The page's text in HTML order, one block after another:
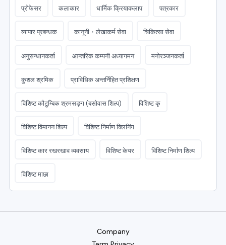
प्रोफेसर कलाकार धार्मिक क्रियाकलाप पत्रकार
व्यापार प्रबन्धक कानूनी・लेखाकर्म सेवा चिकित्सा सेवा
अनुसन्धानकर्ता आन्तरिक कम्पनी अध्यागमन मनोरञ्जनकर्ता
कुशल श्रमिक प्राविधिक अन्तर्निहित प्रशिक्षण
विशिष्ट कौटुम्बिक श्रमसङ्ग (बसोवास शिल्प) विशिष्ट कृ
विशिष्ट विमानन शिल्प विशिष्ट निर्माण क्लिनिंग
विशिष्ट कार रखरखाव व्यवसाय विशिष्ट केयर विशिष्ट निर्माण शिल्प
विशिष्ट माछा
Company